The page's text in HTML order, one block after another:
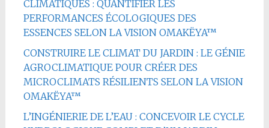
CLIMATIQUES : QUANTIFIER LES
PERFORMANCES ÉCOLOGIQUES DES
ESSENCES SELON LA VISION OMAKËYA™
CONSTRUIRE LE CLIMAT DU JARDIN : LE GÉNIE
AGROCLIMATIQUE POUR CRÉER DES
MICROCLIMATS RÉSILIENTS SELON LA VISION
OMAKËYA™
L’INGÉNIERIE DE L’EAU : CONCEVOIR LE CYCLE